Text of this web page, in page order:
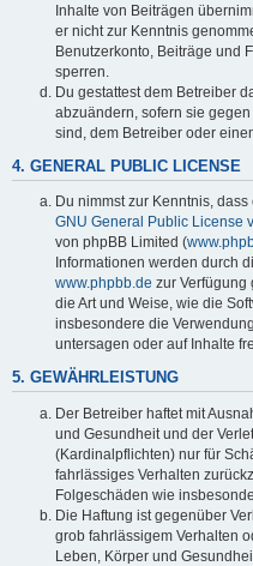
Inhalte von Beiträgen
er nicht zur Kenntnis
Benutzerkonto, Beiträge und
sperren.
Du gestattest dem Betreiber
abzuändern, sofern sie
sind, dem Betreiber oder
4. GENERAL PUBLIC LICENSE
Du nimmst zur Kenntnis,
GNU General Public License
von phpBB Limited (
Informationen werden durch
www.phpbb.de zur Verfügung
die Art und Weise, wie die
insbesondere die
untersagen oder auf Inhalte
5. GEWÄHRLEISTUNG
Der Betreiber haftet mit
und Gesundheit und der
(Kardinalpflichten) nur für
fahrlässiges Verhalten
Folgeschäden wie
Die Haftung ist gegenüber
grob fahrlässigem Verhalten
Leben, Körper und